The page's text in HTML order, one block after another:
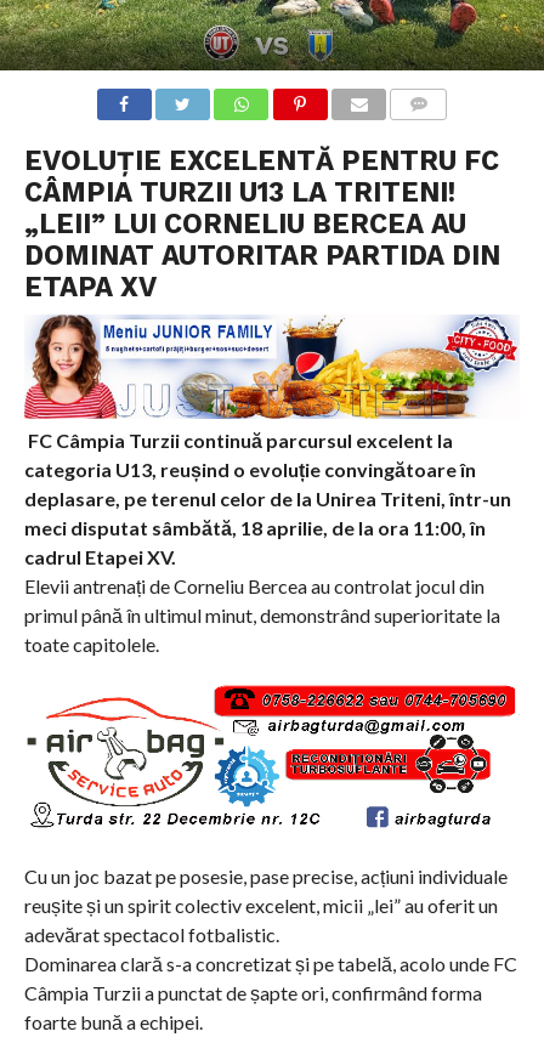
EVOLUȚIE EXCELENTĂ PENTRU FC
CÂMPIA TURZII U13 LA TRITENI!
„LEII” LUI CORNELIU BERCEA AU
DOMINAT AUTORITAR PARTIDA DIN
ETAPA XV
FC Câmpia Turzii continuă parcursul excelent la
categoria U13, reușind o evoluție convingătoare în
deplasare, pe terenul celor de la Unirea Triteni, într-un
meci disputat sâmbătă, 18 aprilie, de la ora 11:00, în
cadrul Etapei XV.
Elevii antrenați de Corneliu Bercea au controlat jocul din
primul până în ultimul minut, demonstrând superioritate la
toate capitolele.
Cu un joc bazat pe posesie, pase precise, acțiuni individuale
reușite și un spirit colectiv excelent, micii „lei” au oferit un
adevărat spectacol fotbalistic.
Dominarea clară s-a concretizat și pe tabelă, acolo unde FC
Câmpia Turzii a punctat de șapte ori, confirmând forma
foarte bună a echipei.